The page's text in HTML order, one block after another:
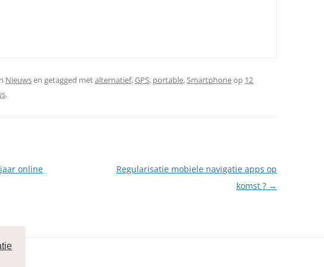
Nieuwsen getagged metalternatief,GPS, portable,Smartphoneop 12
.
online
Regularisatie mobiele navigatie apps op
komst ? →